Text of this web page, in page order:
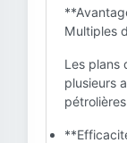
Multiples
Les plans
plusieurs